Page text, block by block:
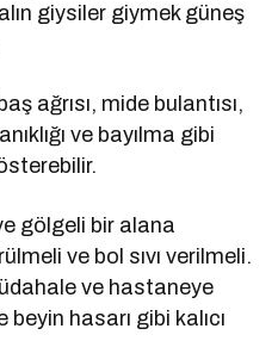
giysiler giymek güneş
ağrısı, mide bulantısı,
ve bayılma gibi
gölgeli bir alana
ve bol sıvı verilmeli.
ve hastaneye
hasarı gibi kalıcı